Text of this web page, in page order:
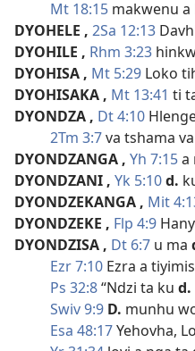
Mt 18:15 makwenu a
DYOHELE , 2Sa 12:13
DYOHILE , Rhm 3:23
DYOHISA , Mt 5:29 Loko
DYOHISAKA , Mt 13:41 ti
DYONDZA , Dt 4:10
2Tm 3:7va tshama
DYONDZANGA , Yh 7:15a
DYONDZANI , Yk 5:10d.
DYONDZEKANGA , Mit
DYONDZEKE , Flp 4:9
DYONDZISA , Dt 6:7 u ma
Ezr 7:10 Ezra a
Ps 32:8“Ndzi ta ku d.
Swiv 9:9 D. munhu
Esa 48:17Yehovha,